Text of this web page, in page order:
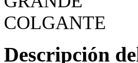
Descripción